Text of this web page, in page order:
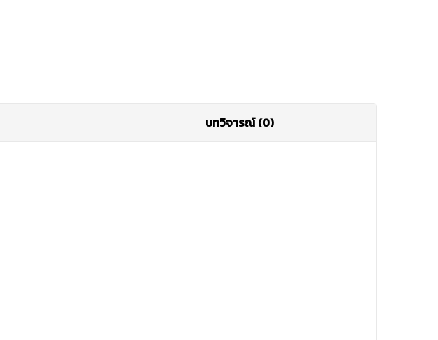
บทวิจารณ์ (0)